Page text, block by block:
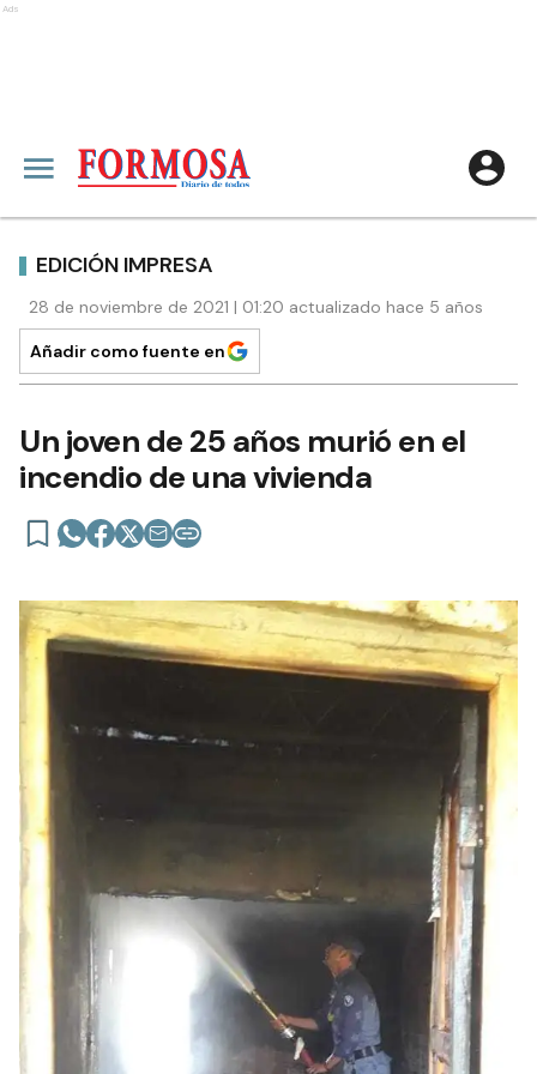
Ads
EDICIÓN IMPRESA
28 de noviembre de 2021 | 01:20 actualizado hace 5 años
Añadir como fuente en
Un joven de 25 años murió en el
incendio de una vivienda